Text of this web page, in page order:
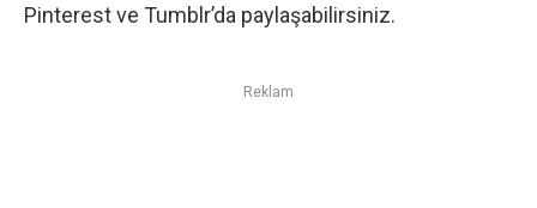
Pinterest ve Tumblr’da paylaşabilirsiniz.
Reklam